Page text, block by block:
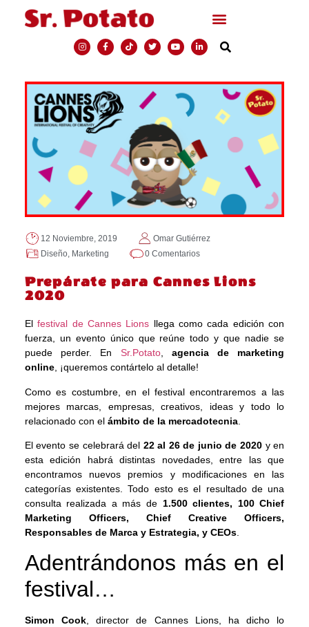
12 Noviembre, 2019
Omar Gutiérrez
Diseño, Marketing 0 Comentarios
Prepárate para Cannes Lions
2020
Elfestival de Cannes Lions llega como cada edición con
fuerza, un evento único que reúne todo y que nadie se
puede perder. En Sr.Potato, agencia de marketing
online, ¡queremos contártelo al detalle!
Como es costumbre, en el festival encontraremos a las
mejores marcas, empresas, creativos, ideas y todo lo
relacionado con el ámbito de la mercadotecnia.
El evento se celebrará del 22 al 26 de junio de 2020 y en
esta edición habrá distintas novedades, entre las que
encontramos nuevos premios y modificaciones en las
categorías existentes. Todo esto es el resultado de una
consulta realizada a más de 1.500 clientes, 100 Chief
Marketing Officers, Chief Creative Officers,
Responsables de Marca y Estrategia, y CEOs.
Adentrándonos más en el
festival…
Simon Cook, director de Cannes Lions, ha dicho lo